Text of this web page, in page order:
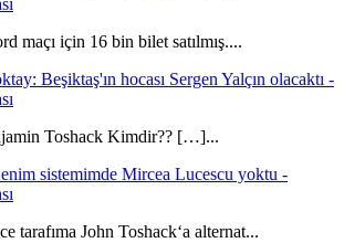
maçı için 16 bin bilet satılmış....
Beşiktaş'ın hocası Sergen Yalçın olacaktı -
Toshack Kimdir?? […]...
sistemimde Mircea Lucescu yoktu -
tarafıma John Toshack‘a alternat...